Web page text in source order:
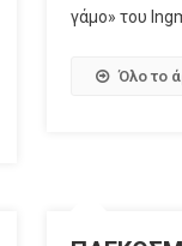
γάμο» του
Όλο το